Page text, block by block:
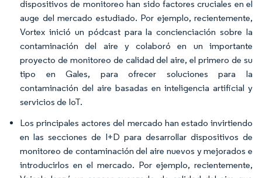
dispositivos de monitoreo han sido factores cruciales en el
auge del mercado estudiado. Por ejemplo, recientemente,
Vortex inició un pódcast para la concienciación sobre la
contaminación del aire y colaboró en un importante
proyecto de monitoreo de calidad del aire, el primero de su
tipo en Gales, para ofrecer soluciones para la
contaminación del aire basadas en inteligencia artificial y
servicios de IoT.
Los principales actores del mercado han estado invirtiendo
en las secciones de I+D para desarrollar dispositivos de
monitoreo de contaminación del aire nuevos y mejorados e
introducirlos en el mercado. Por ejemplo, recientemente,